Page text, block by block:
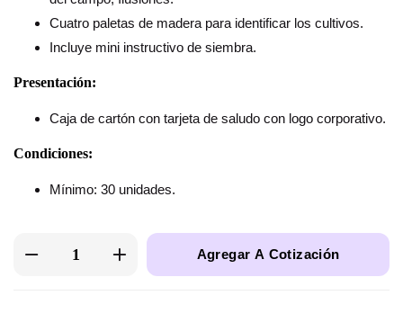
Cuatro paletas de madera para identificar los cultivos.
Incluye mini instructivo de siembra.
Presentación:
Caja de cartón con tarjeta de saludo con logo corporativo.
Condiciones:
Mínimo: 30 unidades.
Agregar A Cotización